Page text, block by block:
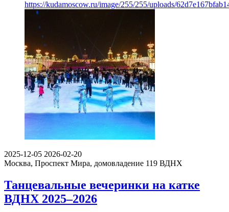
https://kudamoscow.ru/image/255/255/uploads/
2025-12-05 2026-02-20
Москва, Проспект Мира, домовладение 119 ВДНХ
Танцевальные вечеринки на катке
ВДНХ 2025–2026